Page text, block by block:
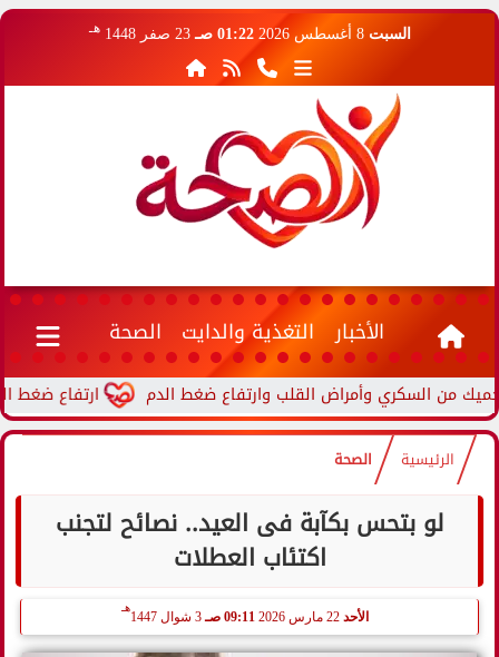
السبت 8 أغسطس 2026 01:22 صـ 23 صفر 1448 هـ
الأخبار التغذية والدايت الصحة
ارتفاع ضغط الدم
الرئيسية الصحة
لو بتحس بكآبة فى العيد.. نصائح لتجنب
اكتئاب العطلات
الأحد 09:11 صـ 3 شوال 1447
هـ